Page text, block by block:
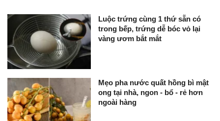
Luộc trứng cùng 1 thứ sẵn có
trong bếp, trứng dễ bóc vỏ lại
vàng ươm bắt mắt
Mẹo pha nước quất hồng bì mật
ong tại nhà, ngon - bổ - rẻ hơn
ngoài hàng